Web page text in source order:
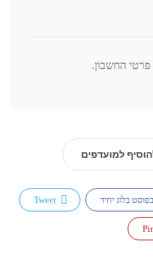
החשבון.
למועדפים
בלוג יחיד Tweet